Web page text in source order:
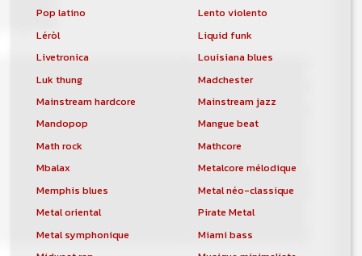
Pop latino
Lento violento
Léròl
Liquid funk
Livetronica
Louisiana blues
Luk thung
Madchester
Mainstream hardcore
Mainstream jazz
Mandopop
Mangue beat
Math rock
Mathcore
Mbalax
Metalcore mélodique
Memphis blues
Metal néo-classique
Metal oriental
Pirate Metal
Metal symphonique
Miami bass